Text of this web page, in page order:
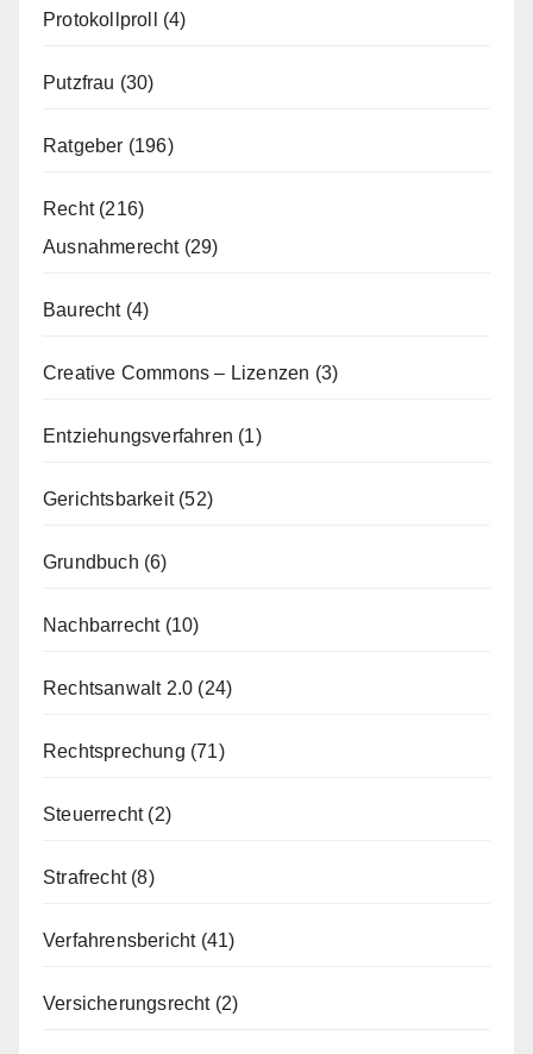
Protokollproll (4)
Putzfrau (30)
Ratgeber (196)
Recht(216)
Ausnahmerecht(29)
Baurecht(4)
Creative Commons – Lizenzen (3)
Entziehungsverfahren (1)
Gerichtsbarkeit(52)
Grundbuch (6)
Nachbarrecht(10)
Rechtsanwalt 2.0 (24)
Rechtsprechung (71)
Steuerrecht(2)
Strafrecht(8)
Verfahrensbericht(41)
Versicherungsrecht(2)